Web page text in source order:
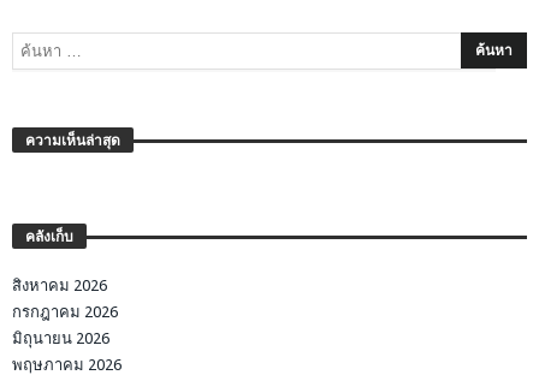
ความเห็นล่าสุด
คลังเก็บ
สิงหาคม 2026
กรกฎาคม 2026
มิถุนายน 2026
พฤษภาคม 2026